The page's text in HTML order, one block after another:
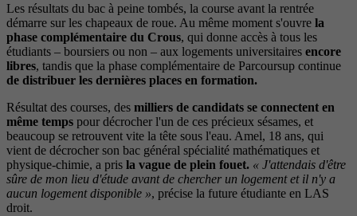
Les résultats du bac à peine tombés, la course avant la rentrée
démarre sur les chapeaux de roue. Au même moment s'ouvre la
phase complémentaire du Crous, qui donne accès à tous les
étudiants – boursiers ou non – aux logements universitaires encore
libres, tandis que la phase complémentaire de Parcoursup continue
de distribuer les dernières places en formation.
Résultat des courses, des milliers de candidats se connectent en
même temps pour décrocher l'un de ces précieux sésames, et
beaucoup se retrouvent vite la tête sous l'eau. Amel, 18 ans, qui
vient de décrocher son bac général spécialité mathématiques et
physique-chimie, a pris la vague de plein fouet. « J'attendais d'être
sûre de mon lieu d'étude avant de chercher un logement et il n'y a
aucun logement disponible », précise la future étudiante en LAS
droit.